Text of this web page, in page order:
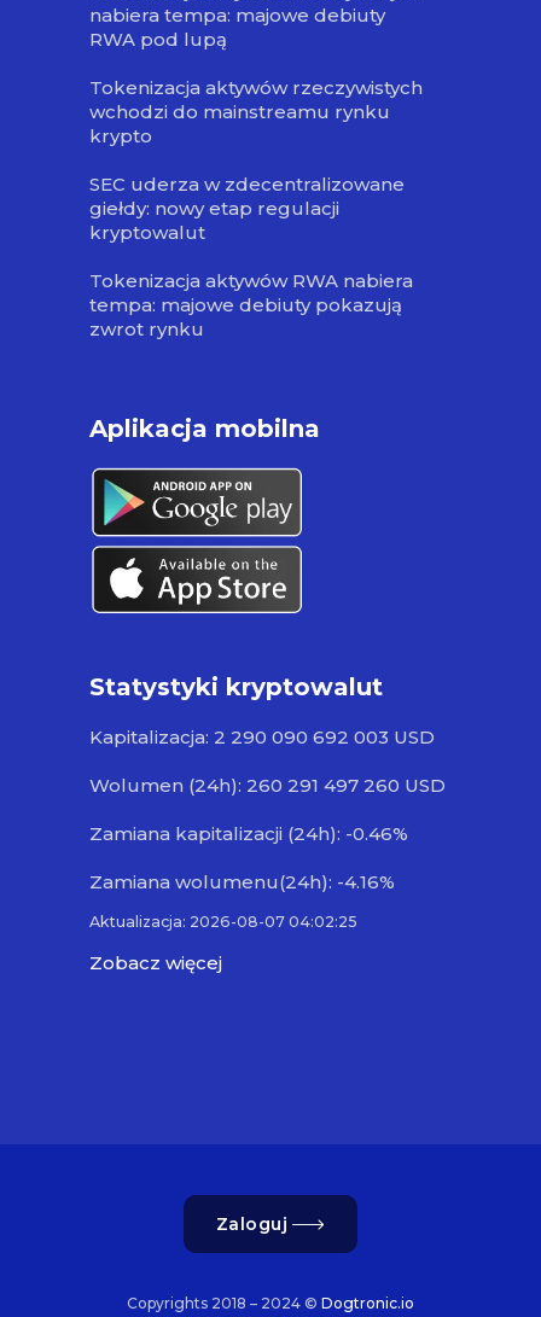
nabiera tempa: majowe debiuty
RWA pod lupą
Tokenizacja aktywów rzeczywistych
wchodzi do mainstreamu rynku
krypto
SEC uderza w zdecentralizowane
giełdy: nowy etap regulacji
kryptowalut
Tokenizacja aktywów RWA nabiera
tempa: majowe debiuty pokazują
zwrot rynku
Aplikacja mobilna
Statystyki kryptowalut
Kapitalizacja: 2 290 090 692 003 USD
Wolumen (24h): 260 291 497 260 USD
Zamiana kapitalizacji (24h): -0.46%
Zamiana wolumenu(24h): -4.16%
Aktualizacja: 2026-08-07 04:02:25
Zobacz więcej
Zaloguj
Copyrights 2018 – 2024 © Dogtronic.io